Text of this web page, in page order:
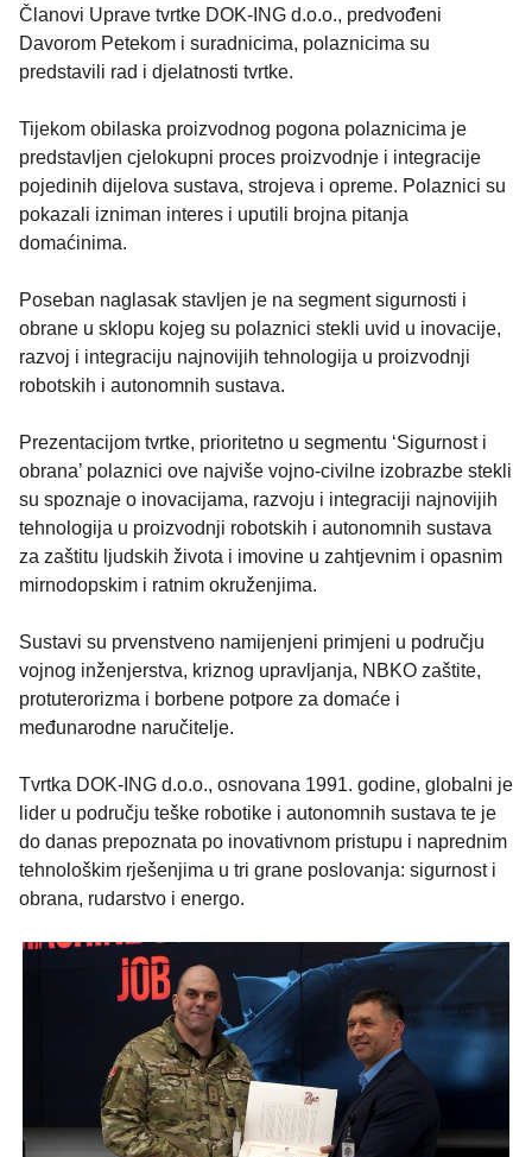
Članovi Uprave tvrtke DOK-ING d.o.o., predvođeni
Davorom Petekom i suradnicima, polaznicima su
predstavili rad i djelatnosti tvrtke.
Tijekom obilaska proizvodnog pogona polaznicima je
predstavljen cjelokupni proces proizvodnje i integracije
pojedinih dijelova sustava, strojeva i opreme. Polaznici su
pokazali izniman interes i uputili brojna pitanja
domaćinima.
Poseban naglasak stavljen je na segment sigurnosti i
obrane u sklopu kojeg su polaznici stekli uvid u inovacije,
razvoj i integraciju najnovijih tehnologija u proizvodnji
robotskih i autonomnih sustava.
Prezentacijom tvrtke, prioritetno u segmentu ‘Sigurnost i
obrana’ polaznici ove najviše vojno-civilne izobrazbe stekli
su spoznaje o inovacijama, razvoju i integraciji najnovijih
tehnologija u proizvodnji robotskih i autonomnih sustava
za zaštitu ljudskih života i imovine u zahtjevnim i opasnim
mirnodopskim i ratnim okruženjima.
Sustavi su prvenstveno namijenjeni primjeni u području
vojnog inženjerstva, kriznog upravljanja, NBKO zaštite,
protuterorizma i borbene potpore za domaće i
međunarodne naručitelje.
Tvrtka DOK-ING d.o.o., osnovana 1991. godine, globalni je
lider u području teške robotike i autonomnih sustava te je
do danas prepoznata po inovativnom pristupu i naprednim
tehnološkim rješenjima u tri grane poslovanja: sigurnost i
obrana, rudarstvo i energo.